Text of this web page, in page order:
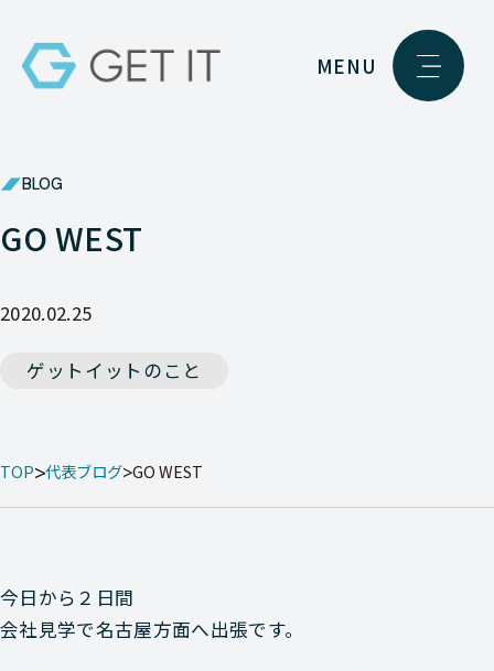
MENU
BLOG
GO WEST
2020.02.25
ゲットイットのこと
TOP 代表ブログ GO WEST
今日から２日間
会社見学で名古屋方面へ出張です。